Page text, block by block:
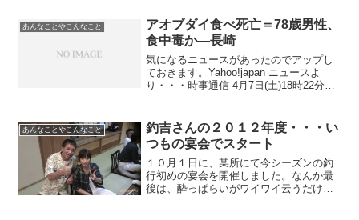
あんなことやこんなこと
アオブダイ食べ死亡＝78歳男性、
食中毒か―長崎
気になるニュースがあったのでアップし
ておきます。Yahoo!japan ニュースよ
り・・・時事通信 4月7日(土)18時22分配
発表した。食中毒のような症状を訴え
て...
あんなことやこんなこと
釣吉さんの２０１２年度・・・い
つもの宴会でスタート
１０月１日に、某所にて今シーズンの釣
行初めの宴会を開催しました。なんか最
後は、酔っぱらいがワイワイ云うだけ